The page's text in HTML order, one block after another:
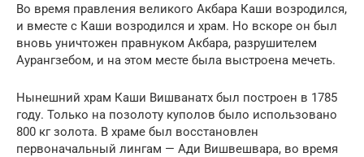
Во время правления великого Акбара Каши возродился,
и вместе с Каши возродился и храм. Но вскоре он был
вновь уничтожен правнуком Акбара, разрушителем
Аурангзебом, и на этом месте была выстроена мечеть.
Нынешний храм Каши Вишванатх был построен в 1785
году. Только на позолоту куполов было использовано
800 кг золота. В храме был восстановлен
первоначальный лингам — Ади Вишвешвара, во время